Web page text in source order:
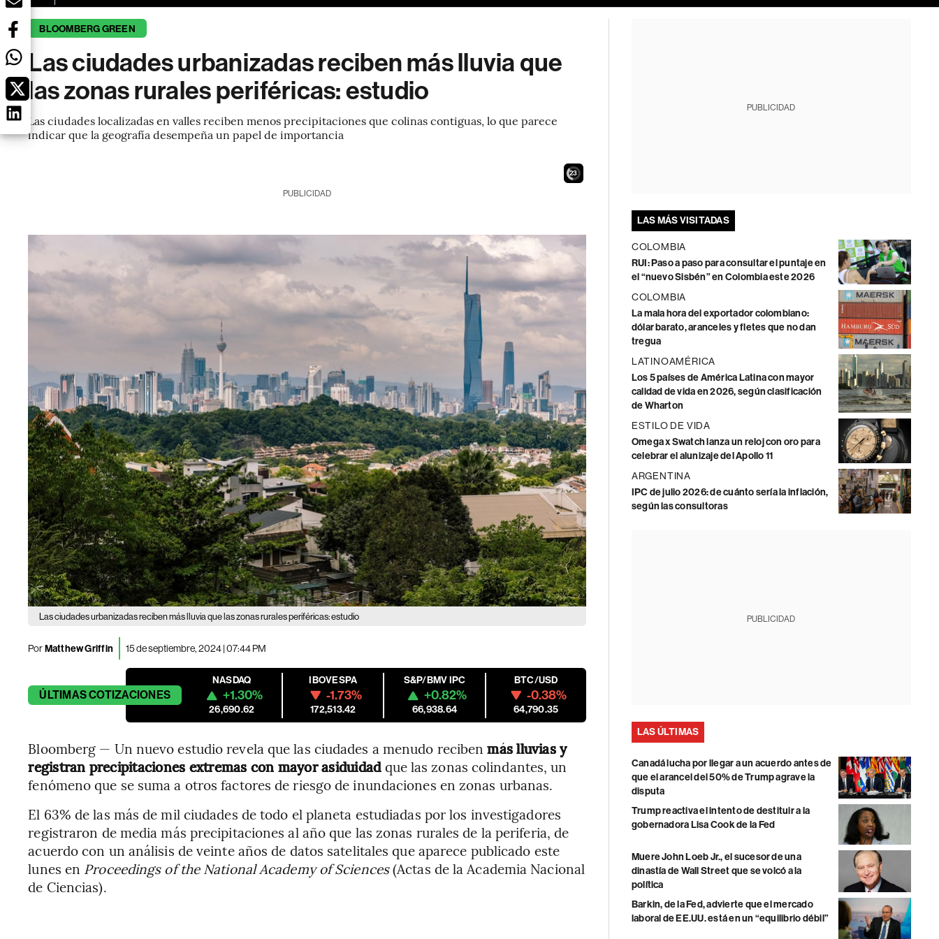
BLOOMBERG GREEN
Las ciudades urbanizadas reciben más lluvia que
las zonas rurales periféricas: estudio
Las ciudades localizadas en valles reciben menos precipitaciones que colinas contiguas, lo que parece
indicar que la geografía desempeña un papel de importancia
21
PUBLICIDAD
Las ciudades urbanizadas reciben más lluvia que las zonas rurales periféricas: estudio
PorMatthew Griffin 15 de septiembre, 2024 | 07:44 PM
ÚLTIMASCOTIZACIONES
NASDAQ
+1.30%
26,690.62
IBOVESPA
-1.73%
172,513.42
S&P/BMV IPC
+0.82%
66,938.64
BTC/USD
-0.38%
64,790.35
Bloomberg — Un nuevo estudio revela que las ciudades a menudo recibenmás lluvias y
registran precipitaciones extremas con mayor asiduidadque las zonas colindantes, un
fenómeno que se suma a otros factores de riesgo de inundaciones en zonas urbanas.
El 63% de las más de mil ciudades de todo el planeta estudiadas por los investigadores
registraron de media más precipitaciones al año que las zonas rurales de la periferia, de
acuerdo con un análisis de veinte años de datos satelitales que aparece publicado este
lunes en Proceedings of the National Academy of Sciences(Actas de la Academia Nacional
de Ciencias).
PUBLICIDAD
LAS MÁS VISITADAS
COLOMBIA
RUI: Paso a paso para consultar el puntaje en
el “nuevo Sisbén” en Colombia este 2026
COLOMBIA
La mala hora del exportador colombiano:
dólar barato, aranceles y fletes que no dan
tregua
LATINOAMÉRICA
Los 5 países de América Latina con mayor
calidad de vida en 2026, según clasificación
de Wharton
ESTILO DE VIDA
Omega x Swatch lanza un reloj con oro para
celebrar el alunizaje del Apollo 11
ARGENTINA
IPC de julio 2026: de cuánto sería la inflación,
según las consultoras
PUBLICIDAD
LAS ÚLTIMAS
Canadá lucha por llegar a un acuerdo antes de
que el arancel del 50% de Trump agrave la
disputa
Trump reactiva el intento de destituir a la
gobernadora Lisa Cook de la Fed
Muere John Loeb Jr., el sucesor de una
dinastía de Wall Street que se volcó a la
política
Barkin, de la Fed, advierte que el mercado
laboral de EE.UU. está en un “equilibrio débil”